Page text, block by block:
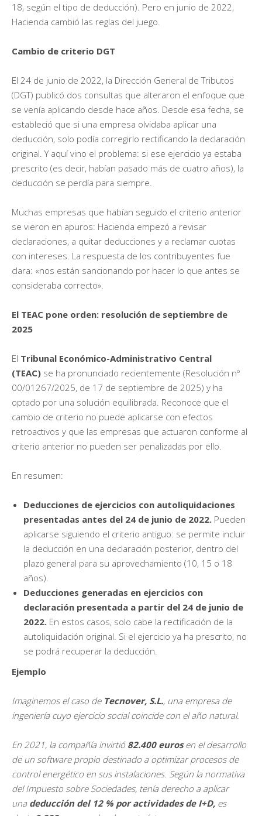
18, según el tipo de deducción). Pero en junio de 2022,
Hacienda cambió las reglas del juego.
Cambio de criterio DGT
El 24 de junio de 2022, la Dirección General de Tributos
(DGT) publicó dos consultas que alteraron el enfoque que
se venía aplicando desde hace años. Desde esa fecha, se
estableció que si una empresa olvidaba aplicar una
deducción, solo podía corregirlo rectificando la declaración
original. Y aquí vino el problema: si ese ejercicio ya estaba
prescrito (es decir, habían pasado más de cuatro años), la
deducción se perdía para siempre.
Muchas empresas que habían seguido el criterio anterior
se vieron en apuros: Hacienda empezó a revisar
declaraciones, a quitar deducciones y a reclamar cuotas
con intereses. La respuesta de los contribuyentes fue
clara: «nos están sancionando por hacer lo que antes se
consideraba correcto».
El TEAC pone orden: resolución de septiembre de
2025
El Tribunal Económico-Administrativo Central
(TEAC) se ha pronunciado recientemente (Resolución nº
00/01267/2025, de 17 de septiembre de 2025) y ha
optado por una solución equilibrada. Reconoce que el
cambio de criterio no puede aplicarse con efectos
retroactivos y que las empresas que actuaron conforme al
criterio anterior no pueden ser penalizadas por ello.
En resumen:
Deducciones de ejercicios con autoliquidaciones
presentadas antes del 24 de junio de 2022. Pueden
aplicarse siguiendo el criterio antiguo: se permite incluir
la deducción en una declaración posterior, dentro del
plazo general para su aprovechamiento (10, 15 o 18
años).
Deducciones generadas en ejercicios con
declaración presentada a partir del 24 de junio de
2022. En estos casos, solo cabe la rectificación de la
autoliquidación original. Si el ejercicio ya ha prescrito, no
se podrá recuperar la deducción.
Ejemplo
Imaginemos el caso de Tecnover, S.L., una empresa de
ingeniería cuyo ejercicio social coincide con el año natural.
En 2021, la compañía invirtió 82.400 eurosen el desarrollo
de un software propio destinado a optimizar procesos de
control energético en sus instalaciones. Según la normativa
del Impuesto sobre Sociedades, tenía derecho a aplicar
una deducción del 12 % por actividades de I+D, es